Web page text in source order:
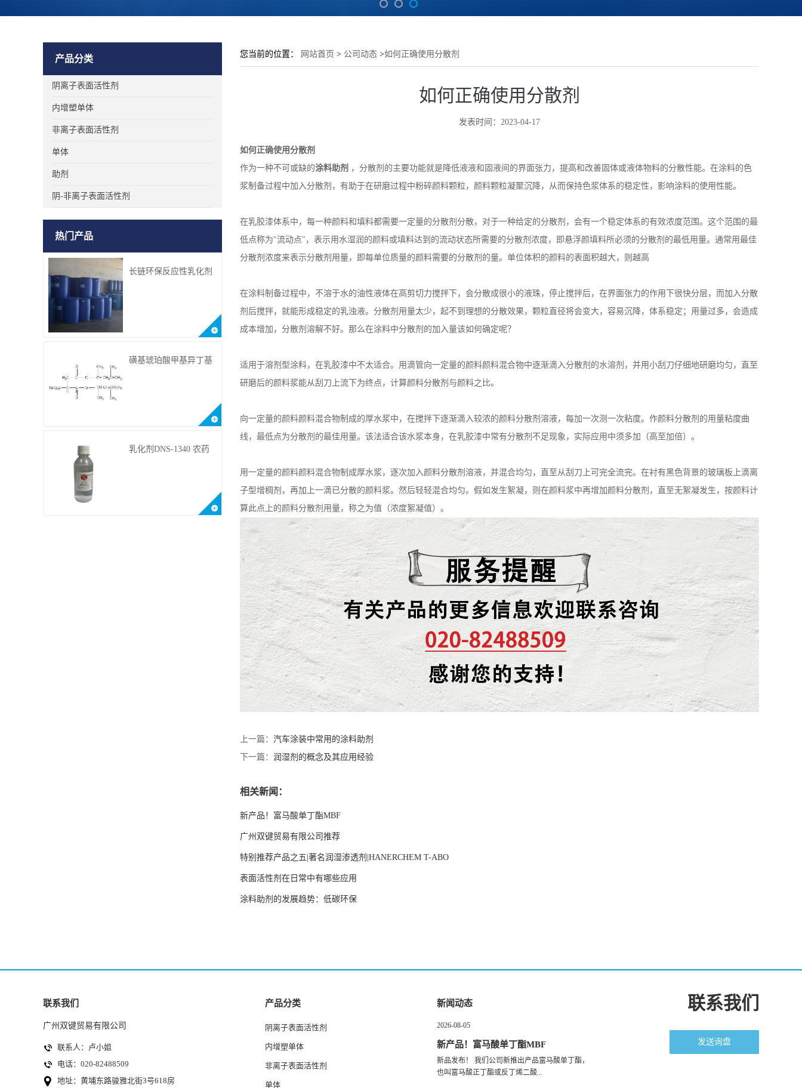
产品分类
阴离子表面活性剂
内增塑单体
非离子表面活性剂
单体
助剂
阴-非离子表面活性剂
热门产品
长链环保反应性乳化剂
磺基琥珀酸甲基异丁基
乳化剂DNS-1340 农药
您当前的位置： 网站首页 > 公司动态 >如何正确使用分散剂
如何正确使用分散剂
发表时间：2023-04-17
如何正确使用分散剂
作为一种不可或缺的涂料助剂 ，分散剂的主要功能就是降低液液和固液间的界面张力，提高和改善固体或液体物料的分散性能。在涂料的色
浆制备过程中加入分散剂，有助于在研磨过程中粉碎颜料颗粒，颜料颗粒凝聚沉降，从而保持色浆体系的稳定性，影响涂料的使用性能。
在乳胶漆体系中，每一种颜料和填料都需要一定量的分散剂分散，对于一种给定的分散剂，会有一个稳定体系的有效浓度范围。这个范围的最
低点称为"流动点"，表示用水湿润的颜料或填料达到的流动状态所需要的分散剂浓度，即悬浮颜填料所必须的分散剂的最低用量。通常用最佳
分散剂浓度来表示分散剂用量，即每单位质量的颜料需要的分散剂的量。单位体积的颜料的表面积越大，则越高
在涂料制备过程中，不溶于水的油性液体在高剪切力搅拌下，会分散成很小的液珠，停止搅拌后，在界面张力的作用下很快分层，而加入分散
剂后搅拌，就能形成稳定的乳浊液。分散剂用量太少，起不到理想的分散效果，颗粒直径将会变大，容易沉降，体系稳定；用量过多，会造成
成本增加，分散剂溶解不好。那么在涂料中分散剂的加入量该如何确定呢？
适用于溶剂型涂料，在乳胶漆中不太适合。用滴管向一定量的颜料颜料混合物中逐渐滴入分散剂的水溶剂，并用小刮刀仔细地研磨均匀，直至
研磨后的颜料浆能从刮刀上流下为终点，计算颜料分散剂与颜料之比。
向一定量的颜料颜料混合物制成的厚水浆中，在搅拌下逐渐滴入较浓的颜料分散剂溶液，每加一次测一次粘度。作颜料分散剂的用量粘度曲
线，最低点为分散剂的最佳用量。该法适合该水浆本身，在乳胶漆中常有分散剂不足现象，实际应用中须多加（高至加倍）。
用一定量的颜料颜料混合物制成厚水浆，逐次加入颜料分散剂溶液，并混合均匀，直至从刮刀上可完全流完。在衬有黑色背景的玻璃板上滴离
子型增稠剂，再加上一滴已分散的颜料浆。然后轻轻混合均匀。假如发生絮凝，则在颜料浆中再增加颜料分散剂，直至无絮凝发生，按颜料计
算此点上的颜料分散剂用量，称之为值（浓度絮凝值）。
上一篇： 汽车涂装中常用的涂料助剂
下一篇： 润湿剂的概念及其应用经验
相关新闻：
新产品！富马酸单丁酯MBF
广州双键贸易有限公司推荐
特别推荐产品之五|著名润湿渗透剂|HANERCHEM T-ABO
表面活性剂在日常中有哪些应用
涂料助剂的发展趋势：低碳环保
联系我们
广州双键贸易有限公司
联系人：卢小姐
电话：020-82488509
地址：黄埔东路骏雅北街3号618房
产品分类
阴离子表面活性剂
内增塑单体
非离子表面活性剂
单体
新闻动态
2026-08-05
新产品！富马酸单丁酯MBF
新品发布！ 我们公司新推出产品富马酸单丁酯，
也叫富马酸正丁酯或反丁烯二酸...
联系我们
发送询盘